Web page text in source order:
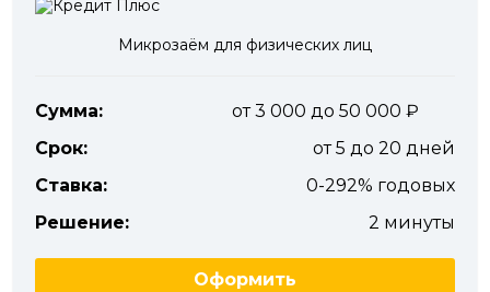
Микрозаём для физических лиц
Сумма:
от 3 000 до 50 000
Срок:
от 5 до 20 дней
Ставка:
0-292% годовых
Решение:
2 минуты
Оформить